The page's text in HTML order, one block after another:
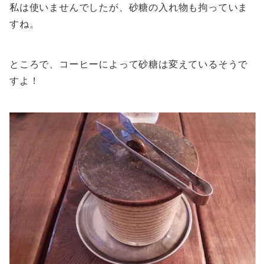
私は使いませんでしたが、砂糖の入れ物も拘っていま
すね。
ところで、コーヒーによって砂糖は変えているそうで
すよ！